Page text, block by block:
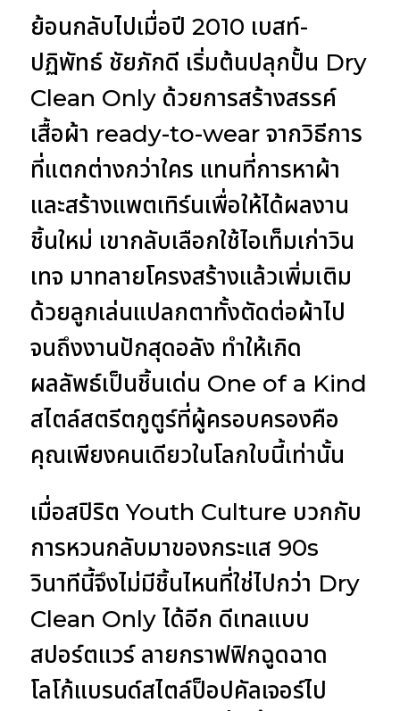
ย้อนกลับไปเมื่อปี 2010 เบสท์-
ปฏิพัทธ์ ชัยภักดี เริ่มต้นปลุกปั้น Dry
Clean Only ด้วยการสร้างสรรค์
เสื้อผ้า ready-to-wear จากวิธีการ
ที่แตกต่างกว่าใคร แทนที่การหาผ้า
และสร้างแพตเทิร์นเพื่อให้ได้ผลงาน
ชิ้นใหม่ เขากลับเลือกใช้ไอเท็มเก่าวิน
เทจ มาทลายโครงสร้างแล้วเพิ่มเติม
ด้วยลูกเล่นแปลกตาทั้งตัดต่อผ้าไป
จนถึงงานปักสุดอลัง ทำให้เกิด
ผลลัพธ์เป็นชิ้นเด่น One of a Kind
สไตล์สตรีตกูตูร์ที่ผู้ครอบครองคือ
คุณเพียงคนเดียวในโลกใบนี้เท่านั้น
เมื่อสปิริต Youth Culture บวกกับ
การหวนกลับมาของกระแส 90s
วินาทีนี้จึงไม่มีชิ้นไหนที่ใช่ไปกว่า Dry
Clean Only ได้อีก ดีเทลแบบ
สปอร์ตแวร์ ลายกราฟฟิกฉูดฉาด
โลโก้แบรนด์สไตล์ป็อปคัลเจอร์ไป